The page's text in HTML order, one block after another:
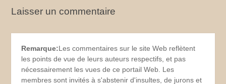
Laisser un commentaire
Remarque:Les commentaires sur le site Web reflètent
les points de vue de leurs auteurs respectifs, et pas
nécessairement les vues de ce portail Web. Les
membres sont invités à s'abstenir d'insultes, de jurons et